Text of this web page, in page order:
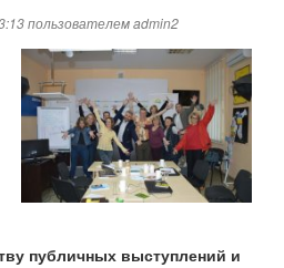
пользователемadmin2
публичных выступлений и